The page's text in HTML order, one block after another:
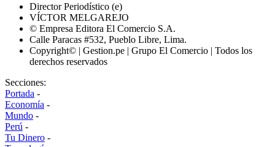
Director Periodístico (e)
VÍCTOR MELGAREJO
© Empresa Editora El Comercio S.A.
Calle Paracas #532, Pueblo Libre, Lima.
Copyright© | Gestion.pe | Grupo El Comercio | Todos los
derechos reservados
Secciones:
Portada -
Economía -
Mundo -
Perú -
Tu Dinero -